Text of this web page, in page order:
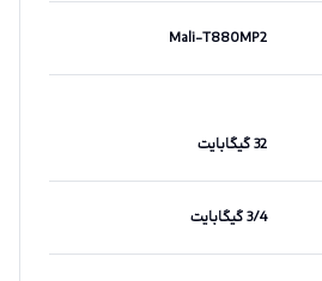
Mali-T880MP2
32 گیگابایت
3/4 گیگابایت